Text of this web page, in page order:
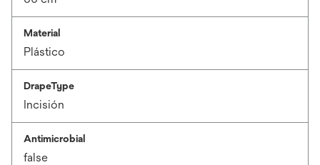
Material
Plástico
DrapeType
Incisión
Antimicrobial
false